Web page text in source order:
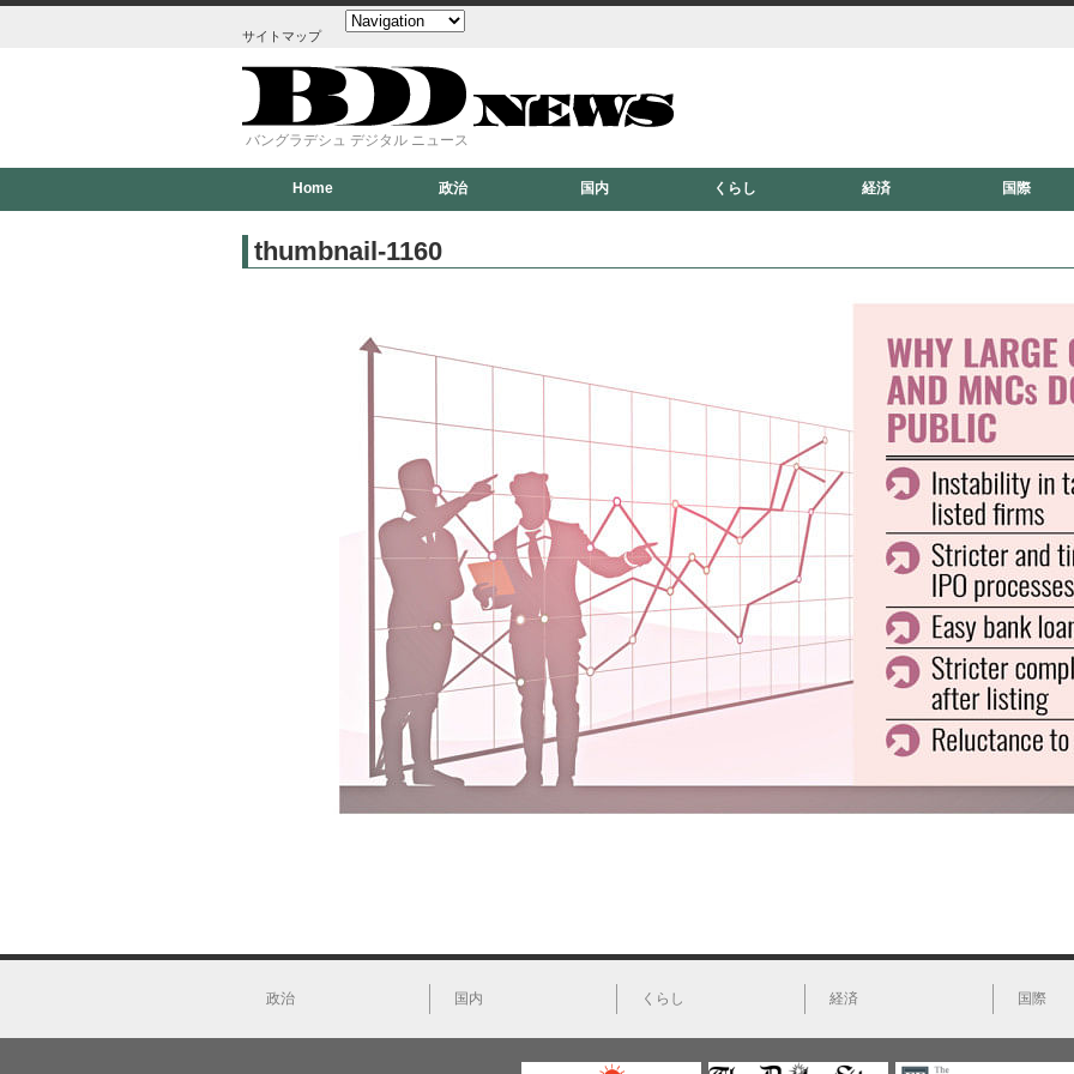
サイトマップ
バングラデシュ デジタル ニュース
Home 政治 国内 くらし 経済 国際
thumbnail-1160
政治 国内 くらし 経済 国際